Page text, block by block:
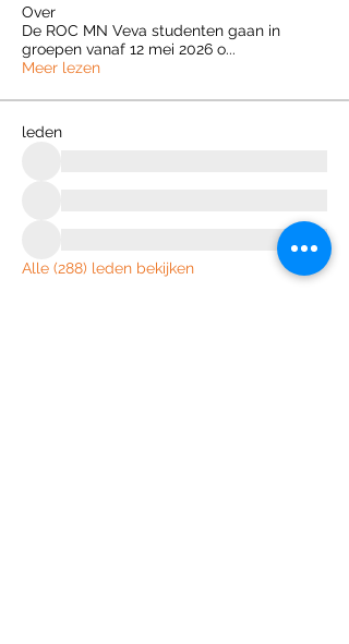
Over
De ROC MN Veva studenten gaan in
groepen vanaf 12 mei 2026 o...
Meer lezen
leden
Alle (288) leden bekijken